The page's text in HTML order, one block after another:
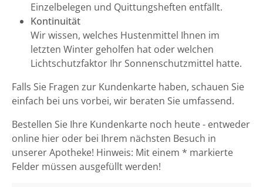
Einzelbelegen und Quittungsheften entfällt.
Kontinuität
Wir wissen, welches Hustenmittel Ihnen im
letzten Winter geholfen hat oder welchen
Lichtschutzfaktor Ihr Sonnenschutzmittel hatte.
Falls Sie Fragen zur Kundenkarte haben, schauen Sie
einfach bei uns vorbei, wir beraten Sie umfassend.
Bestellen Sie Ihre Kundenkarte noch heute - entweder
online hier oder bei Ihrem nächsten Besuch in
unserer Apotheke! Hinweis: Mit einem * markierte
Felder müssen ausgefüllt werden!